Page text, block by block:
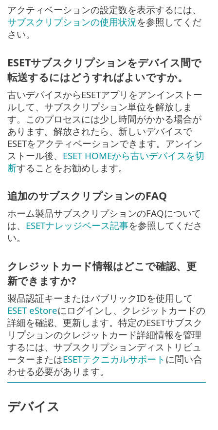
アクティベーションの設定数を表示するには、
サブスクリプションの使用状況を参照してくだ
さい。
ESETサブスクリプションをデバイス間で
転送するにはどうすればよいですか。
古いデバイスからESETアプリをアンインストー
ルして、サブスクリプション単位を解放しま
す。このプロセスには少し時間がかかる場合が
あります。解放されたら、新しいデバイスで
ESETをアクティベーションできます。アンイン
ストール後、 ESET HOMEから古いデバイスを切
断することをお勧めします。
追加のサブスクリプションのFAQ
ホーム製品サブスクリプションのFAQについて
は、 ESETナレッジベース記事を参照してくださ
い。
クレジットカード情報はどこで確認、更
新できますか?
製品認証キーまたはパブリックIDを使用して
ESET eStoreにログインし、クレジットカードの
詳細を確認、更新します。特定のESETサブスク
リプションのクレジットカード詳細情報を管理
するには、サブスクリプションディストリビュ
ーターまたはESETテクニカルサポート に問い合
わせる必要があります。
デバイス